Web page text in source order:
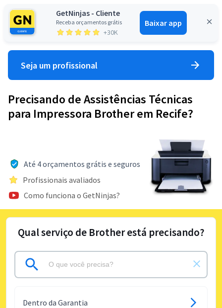
GetNinjas - Cliente
Receba orçamentos grátis
+30K
Baixar app
Entrar
Seja um profissional
Precisando de Assistências Técnicas
para Impressora Brother em Recife?
Até 4 orçamentos grátis e seguros
Profissionais avaliados
Como funciona o GetNinjas?
Qual serviço de Brother está precisando?
Dentro da Garantia